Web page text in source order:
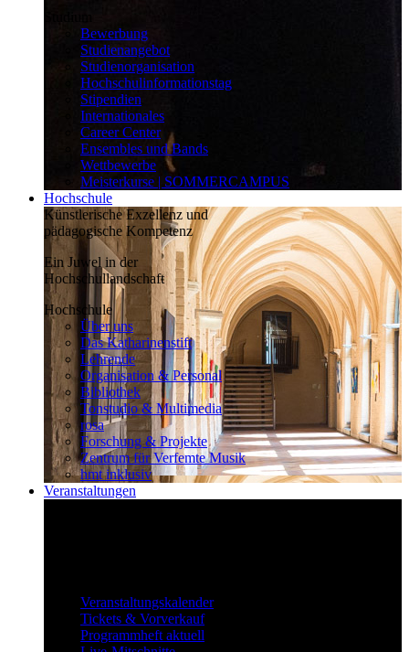
Bewerbung
Studienangebot
Studienorganisation
Hochschulinformationstag
Stipendien
Internationales
Career Center
Ensembles und Bands
Wettbewerbe
Meisterkurse | SOMMERCAMPUS
Hochschule
Künstlerische Exzellenz und
pädagogische Kompetenz
Ein Juwel in der
Hochschullandschaft
Hochschule
Über uns
Das Katharinenstift
Lehrende
Organisation & Personal
Bibliothek
Tonstudio & Multimedia
rosa
Forschung & Projekte
Zentrum für Verfemte Musik
hmt inklusiv
Veranstaltungen
Veranstaltungskalender
Tickets & Vorverkauf
Programmheft aktuell